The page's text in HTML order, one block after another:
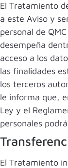
El Tratamiento
a este Aviso y
personal de
desempeña
acceso a los
las finalidades
los terceros
le informa que,
Ley y el
personales
El Tratamiento